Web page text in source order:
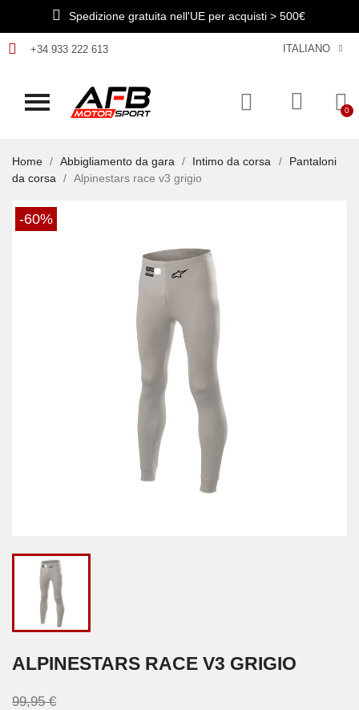
Spedizione gratuita nell'UE per acquisti > 500€
+34 933 222 613 ITALIANO
Home Abbigliamento da gara Intimo da corsa
Pantaloni
da corsa
Alpinestars race v3 grigio
-60%
ALPINESTARS RACE V3 GRIGIO
99,95 €